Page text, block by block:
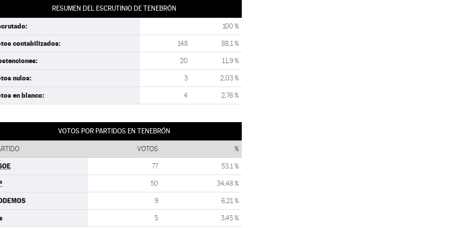
RESUMEN DEL ESCRUTINIO DE TENEBRÓN
100 %
contabilizados: 148 88,1 %
20 11,9 %
nulos: 3 2,03 %
en blanco: 4 2,76 %
VOTOS POR PARTIDOS EN TENEBRÓN
VOTOS %
77 53,1 %
50 34,48 %
9 6,21 %
5 3,45 %